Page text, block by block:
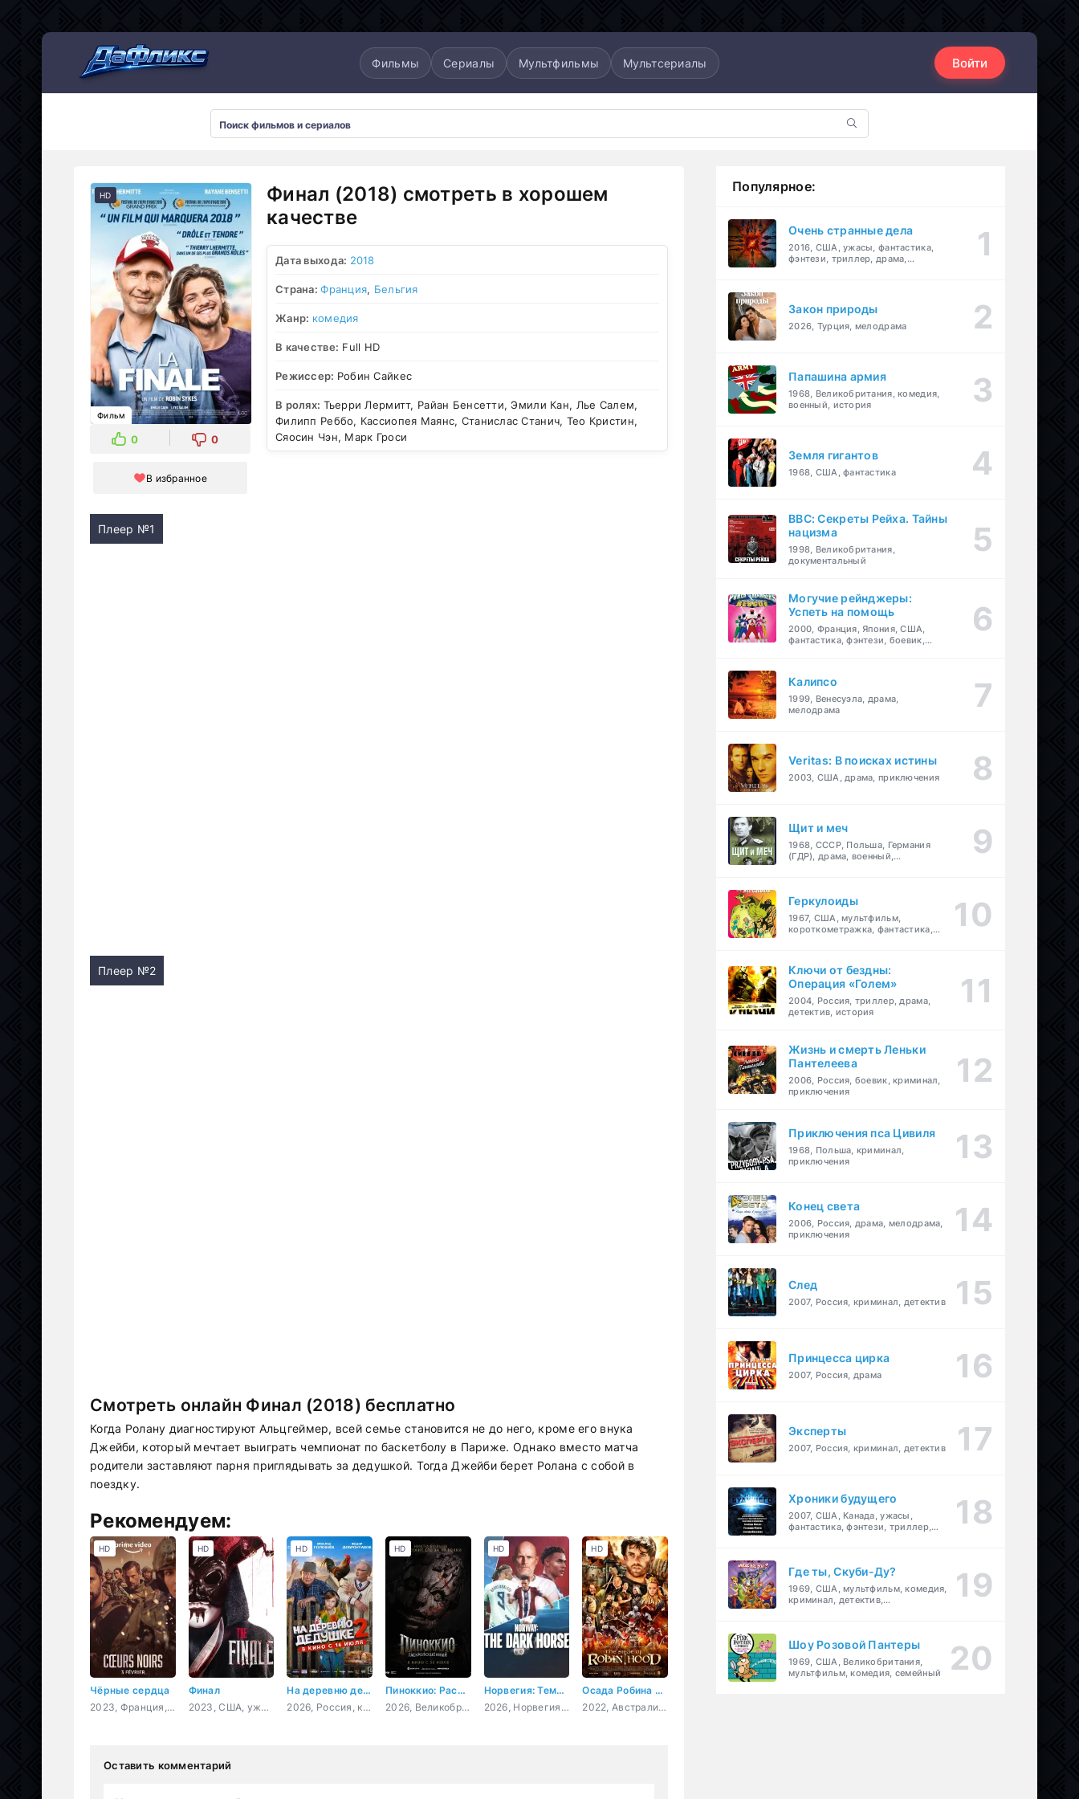
Фильмы Сериалы Мультфильмы Мультсериалы Войти
HD
Фильм
0 0
В избранное
Финал (2018) смотреть в хорошем
качестве
Дата выхода: 2018
Страна:Франция, Бельгия
Жанр: комедия
В качестве: Full HD
Режиссер: Робин Сайкес
В ролях: Тьерри Лермитт, Райан Бенсетти, Эмили Кан, Лье Салем,
Филипп Реббо, Кассиопея Маянс, Станислас Станич, Тео Кристин,
Сяосин Чэн, Марк Гроси
Плеер №1
Плеер №2
Смотреть онлайн Финал (2018) бесплатно
Когда Ролану диагностируют Альцгеймер, всей семье становится не до него, кроме его внука
Джейби, который мечтает выиграть чемпионат по баскетболу в Париже. Однако вместо матча
родители заставляют парня приглядывать за дедушкой. Тогда Джейби берет Ролана с собой в
поездку.
Рекомендуем:
Чёрные сердца
2023, Франция, боевик, триллер, драма, приключения, военный
HD
Финал
2023, США, ужасы
HD
На деревню дедушке 2
2026, Россия, комедия, семейный
HD
Пиноккио: Раскрепощённый
2026, Великобритания, США, ужасы, фэнтези, триллер
HD
Норвегия: Темная лошадка
2026, Норвегия, документальный, спорт
HD
Осада Робина Гуда
2022, Австралия, боевик
HD
Оставить комментарий
Популярное:
Очень странные дела
2016, США, ужасы, фантастика,
фэнтези, триллер, драма,
Закон природы
2026, Турция, мелодрама
Папашина армия
1968, Великобритания, комедия,
военный, история
Земля гигантов
1968, США, фантастика
BBC: Секреты Рейха. Тайны
нацизма
1998, Великобритания,
документальный
Могучие рейнджеры:
Успеть на помощь
2000, Франция, Япония, США,
фантастика, фэнтези, боевик,
Калипсо
1999, Венесуэла, драма,
мелодрама
Veritas: В поисках истины
2003, США, драма, приключения
Щит и меч
1968, СССР, Польша, Германия
(ГДР), драма, военный,
Геркулоиды
1967, США, мультфильм,
короткометражка, фантастика,
Ключи от бездны:
Операция «Голем»
2004, Россия, триллер, драма,
детектив, история
Жизнь и смерть Леньки
Пантелеева
2006, Россия, боевик, криминал,
приключения
Приключения пса Цивиля
1968, Польша, криминал,
приключения
Конец света
2006, Россия, драма, мелодрама,
приключения
След
2007, Россия, криминал, детектив
Принцесса цирка
2007, Россия, драма
Эксперты
2007, Россия, криминал, детектив
Хроники будущего
2007, США, Канада, ужасы,
фантастика, фэнтези, триллер,
Где ты, Скуби-Ду?
1969, США, мультфильм, комедия,
криминал, детектив,
Шоу Розовой Пантеры
1969, США, Великобритания,
мультфильм, комедия, семейный
Мультсериалы